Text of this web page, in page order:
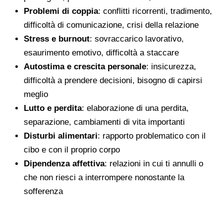
Problemi di coppia: conflitti ricorrenti, tradimento,
difficoltà di comunicazione, crisi della relazione
Stress e burnout: sovraccarico lavorativo,
esaurimento emotivo, difficoltà a staccare
Autostima e crescita personale: insicurezza,
difficoltà a prendere decisioni, bisogno di capirsi
meglio
Lutto e perdita: elaborazione di una perdita,
separazione, cambiamenti di vita importanti
Disturbi alimentari: rapporto problematico con il
cibo e con il proprio corpo
Dipendenza affettiva: relazioni in cui ti annulli o
che non riesci a interrompere nonostante la
sofferenza